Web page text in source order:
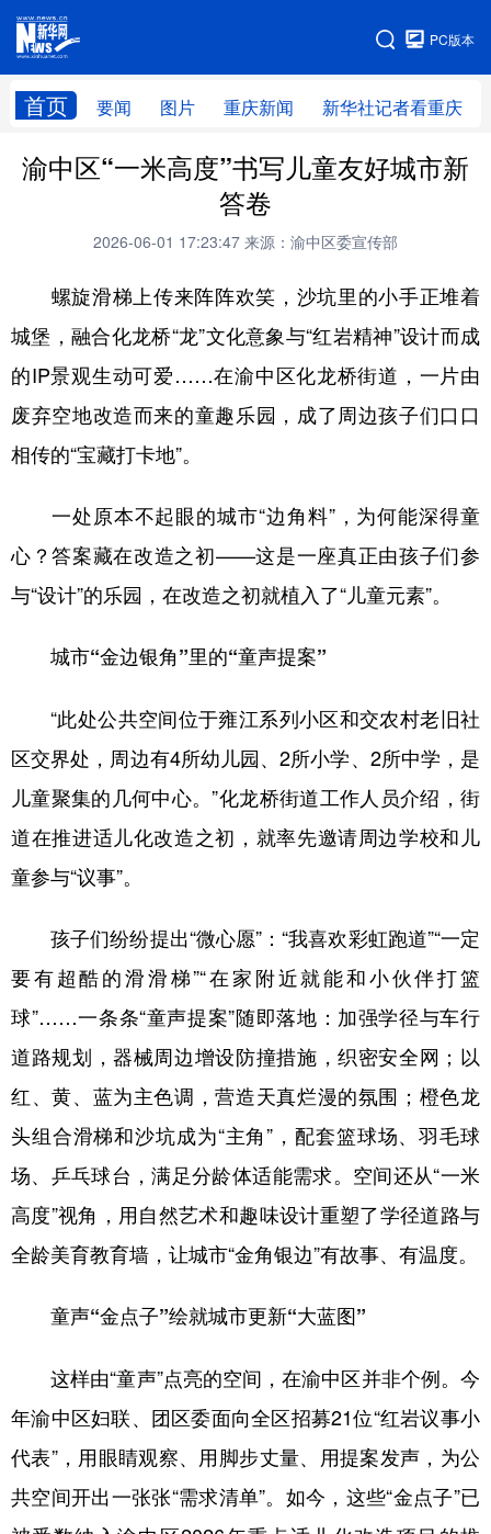
PC版本
首页 要闻 图片 重庆新闻 新华社记者看重庆
网站地图
渝中区“一米高度”书写儿童友好城市新
答卷
2026-06-01 17:23:47 来源：渝中区委宣传部
螺旋滑梯上传来阵阵欢笑，沙坑里的小手正堆着
城堡，融合化龙桥“龙”文化意象与“红岩精神”设计而成
的IP景观生动可爱……在渝中区化龙桥街道，一片由
废弃空地改造而来的童趣乐园，成了周边孩子们口口
相传的“宝藏打卡地”。
一处原本不起眼的城市“边角料”，为何能深得童
心？答案藏在改造之初——这是一座真正由孩子们参
与“设计”的乐园，在改造之初就植入了“儿童元素”。
城市“金边银角”里的“童声提案”
“此处公共空间位于雍江系列小区和交农村老旧社
区交界处，周边有4所幼儿园、2所小学、2所中学，是
儿童聚集的几何中心。”化龙桥街道工作人员介绍，街
道在推进适儿化改造之初，就率先邀请周边学校和儿
童参与“议事”。
孩子们纷纷提出“微心愿”：“我喜欢彩虹跑道”“一定
要有超酷的滑滑梯”“在家附近就能和小伙伴打篮
球”……一条条“童声提案”随即落地：加强学径与车行
道路规划，器械周边增设防撞措施，织密安全网；以
红、黄、蓝为主色调，营造天真烂漫的氛围；橙色龙
头组合滑梯和沙坑成为“主角”，配套篮球场、羽毛球
场、乒乓球台，满足分龄体适能需求。空间还从“一米
高度”视角，用自然艺术和趣味设计重塑了学径道路与
全龄美育教育墙，让城市“金角银边”有故事、有温度。
童声“金点子”绘就城市更新“大蓝图”
这样由“童声”点亮的空间，在渝中区并非个例。今
年渝中区妇联、团区委面向全区招募21位“红岩议事小
代表”，用眼睛观察、用脚步丈量、用提案发声，为公
共空间开出一张张“需求清单”。如今，这些“金点子”已